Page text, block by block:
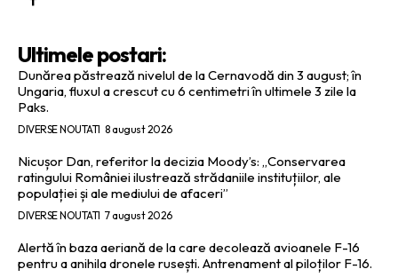
Ultimele postari:
Dunărea păstrează nivelul de la Cernavodă din 3 august; în
Ungaria, fluxul a crescut cu 6 centimetri în ultimele 3 zile la
Paks.
DIVERSE NOUTATI 8 august 2026
Nicușor Dan, referitor la decizia Moody’s: „Conservarea
ratingului României ilustrează strădaniile instituțiilor, ale
populației și ale mediului de afaceri”
DIVERSE NOUTATI 7 august 2026
Alertă în baza aeriană de la care decolează avioanele F-16
pentru a anihila dronele rusești. Antrenament al piloților F-16.